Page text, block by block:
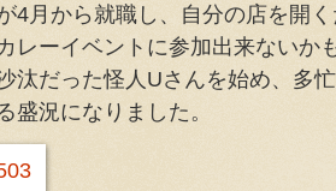
4月から就職し、自分の店を開
カレーイベントに参加出来ない
汰だった怪人Uさんを始め、多
盛況になりました。